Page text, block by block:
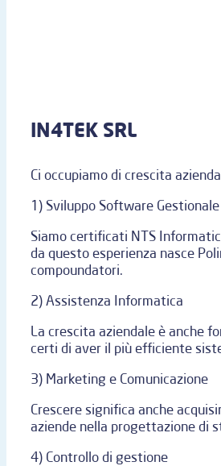
IN4TEK SRL
Ci occupiamo di crescita
1) Sviluppo Software Gestionale
Siamo certificati NTS
da questo esperienza nasce
compoundatori.
2) Assistenza Informatica
La crescita aziendale è anche
certi di aver il più efficiente
3) Marketing e Comunicazione
Crescere significa anche
aziende nella progettazione di
4) Controllo di gestione